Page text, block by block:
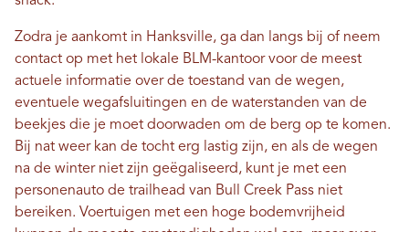
Zodra je aankomt in Hanksville, ga dan langs bij of neem
contact op met het lokale BLM-kantoor voor de meest
actuele informatie over de toestand van de wegen,
eventuele wegafsluitingen en de waterstanden van de
beekjes die je moet doorwaden om de berg op te komen.
Bij nat weer kan de tocht erg lastig zijn, en als de wegen
na de winter niet zijn geëgaliseerd, kunt je met een
personenauto de trailhead van Bull Creek Pass niet
bereiken. Voertuigen met een hoge bodemvrijheid